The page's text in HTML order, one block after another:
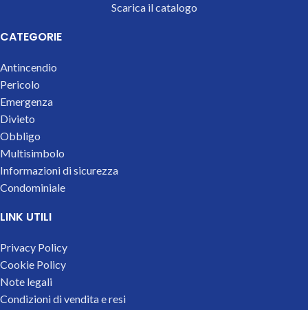
Scarica il catalogo
CATEGORIE
Antincendio
Pericolo
Emergenza
Divieto
Obbligo
Multisimbolo
Informazioni di sicurezza
Condominiale
LINK UTILI
Privacy Policy
Cookie Policy
Note legali
Condizioni di vendita e resi